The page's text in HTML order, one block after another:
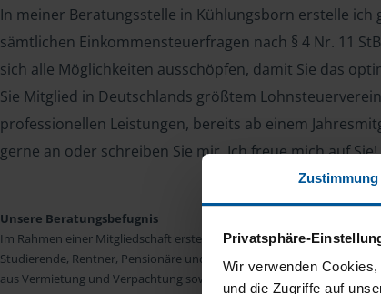
Zustimmung
Privatsphäre-
Wir verwenden
und die Zugriffe auf
In meiner Beratungsstelle in Kühlungsborn erstelle
sämtlichen Einkommensteuerfragen nach § 4 Nr. 11
sich alle Möglichkeiten ausschöpfen, damit Sie das
Sie Mitglied in Deutschlands größtem
professionellen Leistungen, bereits ab einem
gerne an oder schreiben Sie mir. Ich freue mich auf Sie!
Unsere Beratungsbefugnis
Im Rahmen einer Mitgliedschaft erstellen wir die
Studierende, Rentner, Pensionäre und Unterhaltsempfänger nach § 4
aus Vermietung und Verpachtung sowie Kapitalerträgen sind wir in